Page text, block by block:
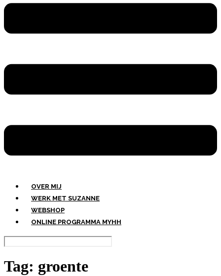
OVER MIJ
WERK MET SUZANNE
WEBSHOP
ONLINE PROGRAMMA MYHH
Tag: groente